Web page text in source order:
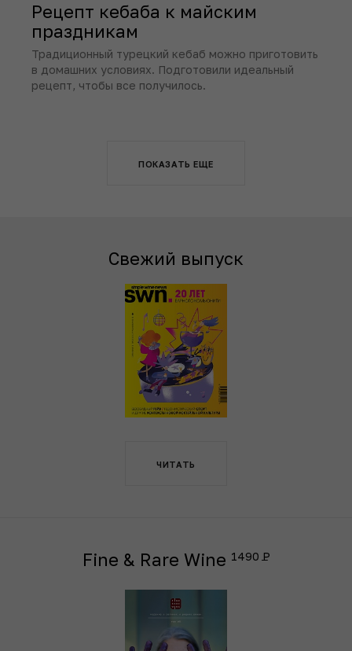
Рецепт кебаба к майским
праздникам
Традиционный турецкий кебаб можно приготовить
в домашних условиях. Подготовили идеальный
рецепт, чтобы все получилось.
ПОКАЗАТЬ ЕЩЕ
Свежий выпуск
ЧИТАТЬ
Fine & Rare Wine 1490